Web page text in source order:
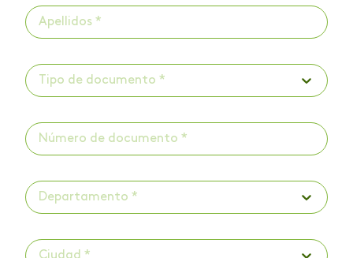
Tipo de documento *
Departamento *